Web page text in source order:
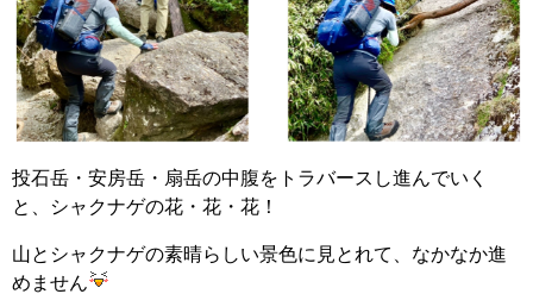
投石岳・安房岳・扇岳の中腹をトラバースし進んでいく
と、シャクナゲの花・花・花！
山とシャクナゲの素晴らしい景色に見とれて、なかなか進
めません